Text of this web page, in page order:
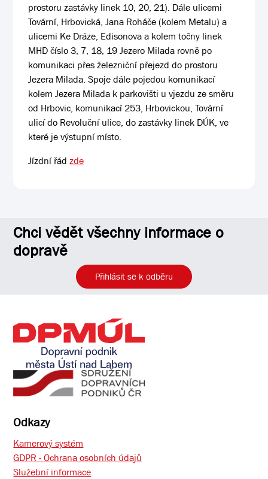
prostoru zastávky linek 10, 20, 21). Dále ulicemi
Tovární, Hrbovická, Jana Roháče (kolem Metalu) a
ulicemi Ke Dráze, Edisonova a kolem točny linek
MHD číslo 3, 7, 18, 19 Jezero Milada rovně po
komunikaci přes železniční přejezd do prostoru
Jezera Milada. Spoje dále pojedou komunikací
kolem Jezera Milada k parkovišti u vjezdu ze směru
od Hrbovic, komunikací 253, Hrbovickou, Tovární
ulicí do Revoluční ulice, do zastávky linek DÚK, ve
které je výstupní místo.
Jízdní řádzde
Chci vědět všechny informace o
dopravě
Přihlásit se k odběru
Odkazy
Kamerový systém
GDPR - Ochrana osobních údajů
Služební informace